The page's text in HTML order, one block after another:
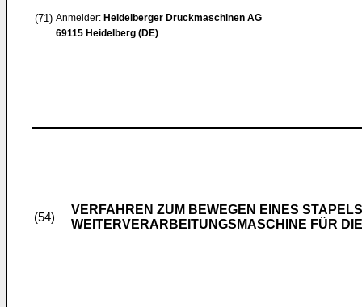
(71) Anmelder: Heidelberger Druckmaschinen AG
69115 Heidelberg (DE)
(54)
VERFAHREN ZUM BEWEGEN EINES
WEITERVERARBEITUNGSMASCHINE FÜR